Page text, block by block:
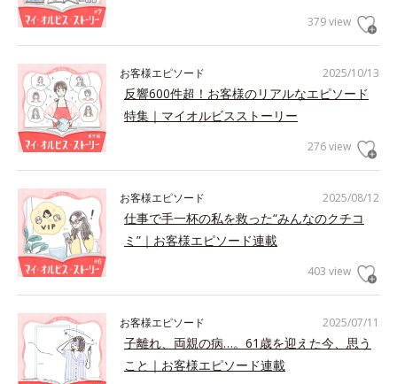
379 view
2025/10/13
お客様エピソード
反響600件超！お客様のリアルなエピソード
特集｜マイオルビスストーリー
276 view
2025/08/12
お客様エピソード
仕事で手一杯の私を救った“みんなのクチコ
ミ”｜お客様エピソード連載
403 view
2025/07/11
お客様エピソード
子離れ、両親の病…。61歳を迎えた今、思う
こと｜お客様エピソード連載